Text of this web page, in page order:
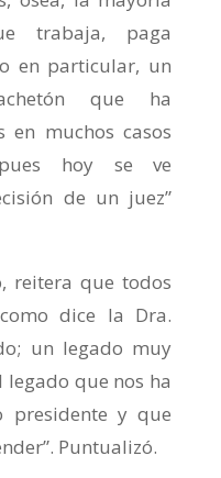
trabaja, paga
en particular, un
que ha
en muchos casos
hoy se ve
de un juez”
reitera que todos
dice la Dra.
un legado muy
que nos ha
presidente y que
Puntualizó.